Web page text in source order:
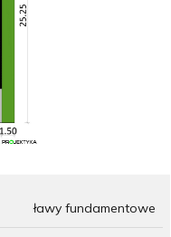
ławy fundamentowe